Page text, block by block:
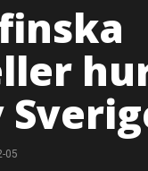
05